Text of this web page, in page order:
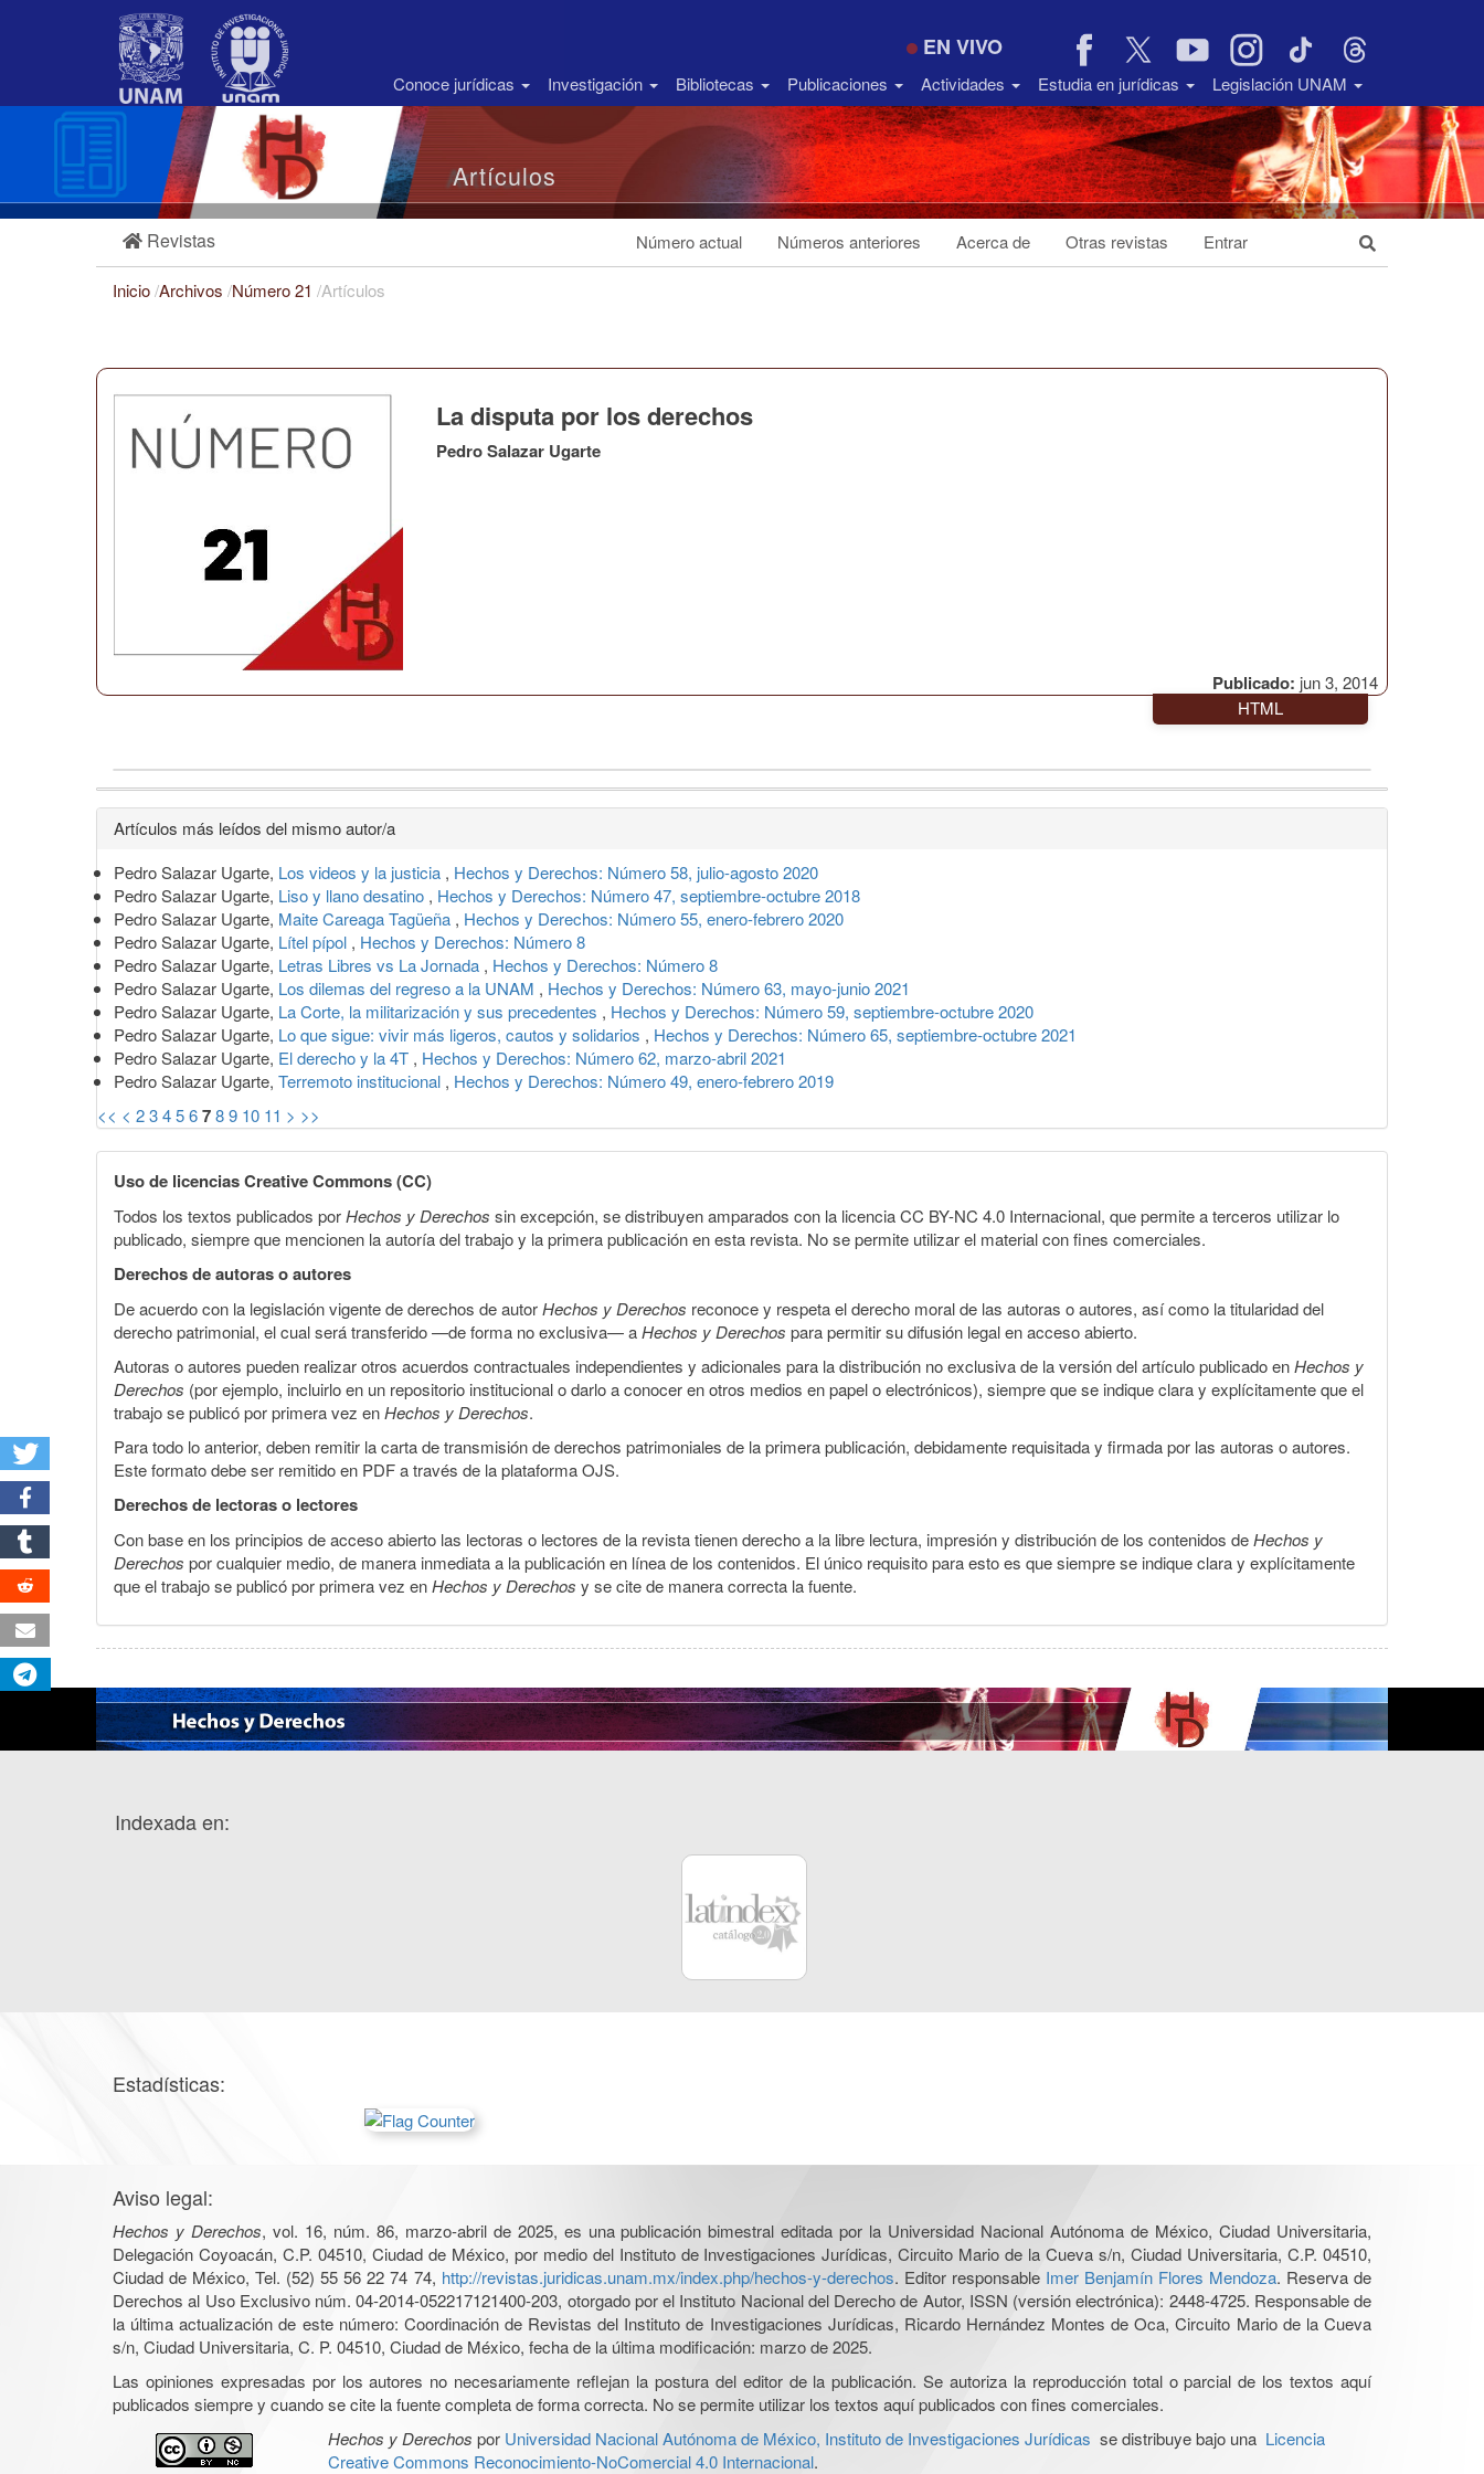
Barra
EN VIVO
Conoce jurídicas Investigación Bibliotecas Publicaciones Actividades Estudia en jurídicas Legislación UNAM
Artículos
Revistas Número actual Números anteriores Acerca de Otras revistas Entrar
Inicio/Archivos /Número 21 /Artículos
Publicado: jun 3, 2014
La disputa por los derechos
Pedro Salazar Ugarte
HTML
Detalles
del
artículo
Artículos más leídos del mismo autor/a
Pedro Salazar Ugarte, Los videos y la justicia , Hechos y Derechos: Número 58, julio-agosto 2020
Pedro Salazar Ugarte, Liso y llano desatino , Hechos y Derechos: Número 47, septiembre-octubre 2018
Pedro Salazar Ugarte, Maite Careaga Tagüeña , Hechos y Derechos: Número 55, enero-febrero 2020
Pedro Salazar Ugarte, Lítel pípol , Hechos y Derechos: Número 8
Pedro Salazar Ugarte, Letras Libres vs La Jornada , Hechos y Derechos: Número 8
Pedro Salazar Ugarte, Los dilemas del regreso a la UNAM , Hechos y Derechos: Número 63, mayo-junio 2021
Pedro Salazar Ugarte, La Corte, la militarización y sus precedentes , Hechos y Derechos: Número 59, septiembre-octubre 2020
Pedro Salazar Ugarte, Lo que sigue: vivir más ligeros, cautos y solidarios , Hechos y Derechos: Número 65, septiembre-octubre 2021
Pedro Salazar Ugarte, El derecho y la 4T , Hechos y Derechos: Número 62, marzo-abril 2021
Pedro Salazar Ugarte, Terremoto institucional , Hechos y Derechos: Número 49, enero-febrero 2019
<< < 23456789 10 11 > >>
Uso de licencias Creative Commons (CC)
Todos los textos publicados porHechos y Derechos sin excepción, se distribuyen amparados con la licencia CC BY-NC 4.0 Internacional, que permite a terceros utilizar lo
publicado, siempre que mencionen la autoría del trabajo y la primera publicación en esta revista. No se permite utilizar el material con fines comerciales.
Derechos de autoras o autores
De acuerdo con la legislación vigente de derechos de autorHechos y Derechos reconoce y respeta el derecho moral de las autoras o autores, así como la titularidad del
derecho patrimonial, el cual será transferido —de forma no exclusiva— aHechos y Derechos para permitir su difusión legal en acceso abierto.
Autoras o autores pueden realizar otros acuerdos contractuales independientes y adicionales para la distribución no exclusiva de la versión del artículo publicado enHechos y
Derechos (por ejemplo, incluirlo en un repositorio institucional o darlo a conocer en otros medios en papel o electrónicos), siempre que se indique clara y explícitamente que el
trabajo se publicó por primera vez enHechos y Derechos.
Para todo lo anterior, deben remitir la carta de transmisión de derechos patrimoniales de la primera publicación, debidamente requisitada y firmada por las autoras o autores.
Este formato debe ser remitido en PDF a través de la plataforma OJS.
Derechos de lectoras o lectores
Con base en los principios de acceso abierto las lectoras o lectores de la revista tienen derecho a la libre lectura, impresión y distribución de los contenidos deHechos y
Derechos por cualquier medio, de manera inmediata a la publicación en línea de los contenidos. El único requisito para esto es que siempre se indique clara y explícitamente
que el trabajo se publicó por primera vez enHechos y Derechos y se cite de manera correcta la fuente.
Indexada en:
Estadísticas:
Aviso legal:
Hechos y Derechos, vol. 16, núm. 86, marzo-abril de 2025, es una publicación bimestral editada por la Universidad Nacional Autónoma de México, Ciudad Universitaria,
Delegación Coyoacán, C.P. 04510, Ciudad de México, por medio del Instituto de Investigaciones Jurídicas, Circuito Mario de la Cueva s/n, Ciudad Universitaria, C.P. 04510,
Ciudad de México, Tel. (52) 55 56 22 74 74, http://revistas.juridicas.unam.mx/index.php/hechos-y-derechos. Editor responsable Imer Benjamín Flores Mendoza. Reserva de
Derechos al Uso Exclusivo núm. 04-2014-052217121400-203, otorgado por el Instituto Nacional del Derecho de Autor, ISSN (versión electrónica): 2448-4725. Responsable de
la última actualización de este número: Coordinación de Revistas del Instituto de Investigaciones Jurídicas, Ricardo Hernández Montes de Oca, Circuito Mario de la Cueva
s/n, Ciudad Universitaria, C. P. 04510, Ciudad de México, fecha de la última modificación: marzo de 2025.
Las opiniones expresadas por los autores no necesariamente reflejan la postura del editor de la publicación. Se autoriza la reproducción total o parcial de los textos aquí
publicados siempre y cuando se cite la fuente completa de forma correcta. No se permite utilizar los textos aquí publicados con fines comerciales.
Hechos y Derechos por Universidad Nacional Autónoma de México, Instituto de Investigaciones Jurídicas se distribuye bajo una Licencia
Creative Commons Reconocimiento-NoComercial 4.0 Internacional.